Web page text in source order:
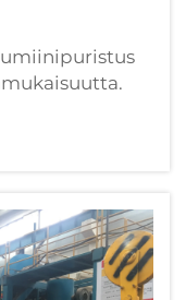
kärsii.
on melko